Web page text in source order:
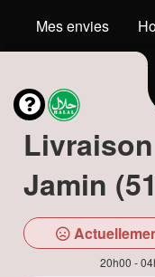
Mes envies
Jamin
20h00 -